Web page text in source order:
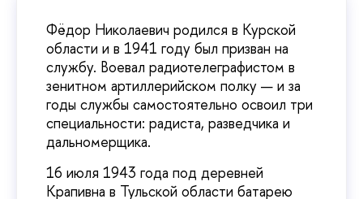
Фёдор Николаевич родился в Курской
области и в 1941 году был призван на
службу. Воевал радиотелеграфистом в
зенитном артиллерийском полку — и за
годы службы самостоятельно освоил три
специальности: радиста, разведчика и
дальномерщика.
16 июля 1943 года под деревней
Крапивна в Тульской области батарею